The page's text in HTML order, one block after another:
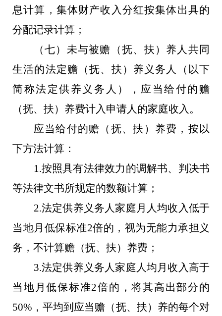
息计算，集体财产收入分红按集体出具的
分配记录计算 ；
（七）未与被赡（抚、扶）养人共同
生活的法定赡（抚、扶）养义务人（ 以下
简称法定供养义务人 ），应当给付的赡
（抚、扶）养费计入申请人的家庭收入。
应当给付的赡（抚、扶）养费，按以
下方法计算：
1.按照具有法律效力的调解书、判决书
等法律文书所规定的数额计算；
2.法定供养 义务人家庭月人均收入低于
当地月低保标准2倍的，视为无能力承担义
务，不计算赡（抚、扶）养费；
3.法定供养 义务人家庭人均月收入高于
当地月低保标准2倍的，将其高出部分的
50% ，平均到应当赡（抚、扶）养的每个对